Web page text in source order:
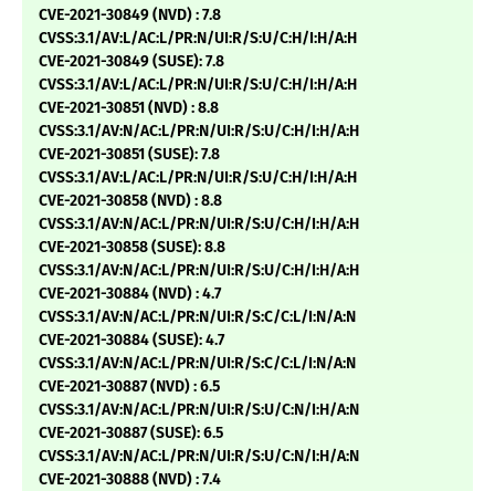
CVE-2021-30849 (NVD) : 7.8
CVSS:3.1/AV:L/AC:L/PR:N/UI:R/S:U/C:H/I:H/A:H
CVE-2021-30849 (SUSE): 7.8
CVSS:3.1/AV:L/AC:L/PR:N/UI:R/S:U/C:H/I:H/A:H
CVE-2021-30851 (NVD) : 8.8
CVSS:3.1/AV:N/AC:L/PR:N/UI:R/S:U/C:H/I:H/A:H
CVE-2021-30851 (SUSE): 7.8
CVSS:3.1/AV:L/AC:L/PR:N/UI:R/S:U/C:H/I:H/A:H
CVE-2021-30858 (NVD) : 8.8
CVSS:3.1/AV:N/AC:L/PR:N/UI:R/S:U/C:H/I:H/A:H
CVE-2021-30858 (SUSE): 8.8
CVSS:3.1/AV:N/AC:L/PR:N/UI:R/S:U/C:H/I:H/A:H
CVE-2021-30884 (NVD) : 4.7
CVSS:3.1/AV:N/AC:L/PR:N/UI:R/S:C/C:L/I:N/A:N
CVE-2021-30884 (SUSE): 4.7
CVSS:3.1/AV:N/AC:L/PR:N/UI:R/S:C/C:L/I:N/A:N
CVE-2021-30887 (NVD) : 6.5
CVSS:3.1/AV:N/AC:L/PR:N/UI:R/S:U/C:N/I:H/A:N
CVE-2021-30887 (SUSE): 6.5
CVSS:3.1/AV:N/AC:L/PR:N/UI:R/S:U/C:N/I:H/A:N
CVE-2021-30888 (NVD) : 7.4